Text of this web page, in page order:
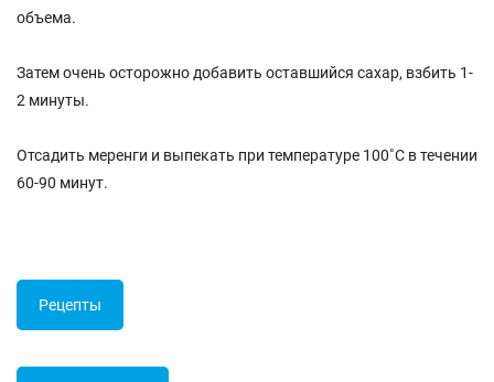
объема.
Затем очень осторожно добавить оставшийся сахар, взбить 1-
2 минуты.
Отсадить меренги и выпекать при температуре 100˚С в течении
60-90 минут.
Рецепты